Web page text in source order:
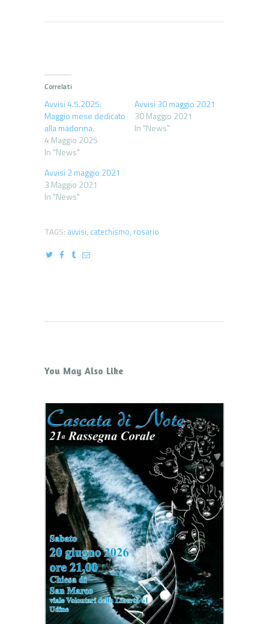
Correlati
Avvisi 4.5.2025:
Maggio mese dedicato
alla madonna.
4 Maggio 2025
In "News"
Avvisi 30 maggio 2021
30 Maggio 2021
In "News"
Avvisi 2 maggio 2021
3 Maggio 2021
In "News"
TAGS: avvisi, catechismo, rosario
You May Also Like